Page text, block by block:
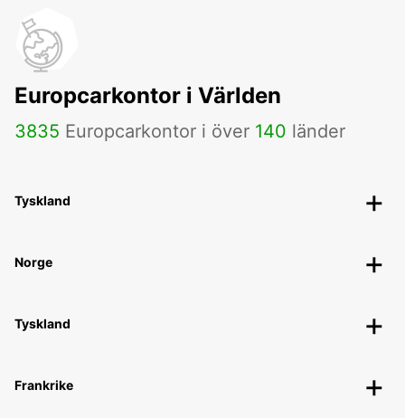
Europcarkontor i Världen
3835 Europcarkontor i över 140 länder
Tyskland
Norge
Tyskland
Frankrike